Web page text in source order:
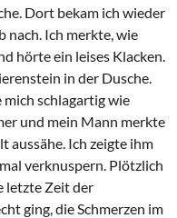
Dort bekam ich wieder
nach. Ich merkte, wie
hörte ein leises Klacken.
in der Dusche.
schlagartig wie
und mein Mann merkte
aussähe. Ich zeigte ihm
verknuspern. Plötzlich
letzte Zeit der
ging, die Schmerzen im